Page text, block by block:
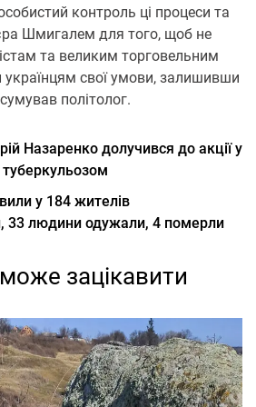
контроль ці процеси та
Шмигалем для того, щоб не
та великим торговельним
свої умови, залишивши
політолог.
Назаренко долучився до акції у
у 184 жителів
33 людини одужали, 4 померли
зацікавити